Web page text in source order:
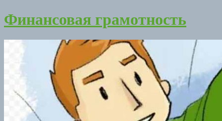
Финансовая грамотность